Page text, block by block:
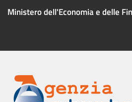
Ministero dell'Economia e delle
Menu
servizio